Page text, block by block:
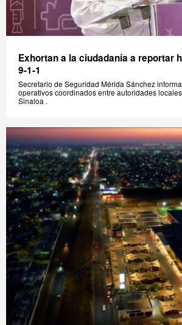
Exhortan a la ciudadanía a reportar
9-1-1
Secretario de Seguridad Mérida Sánchez
operativos coordinados entre autoridades
Sinaloa .